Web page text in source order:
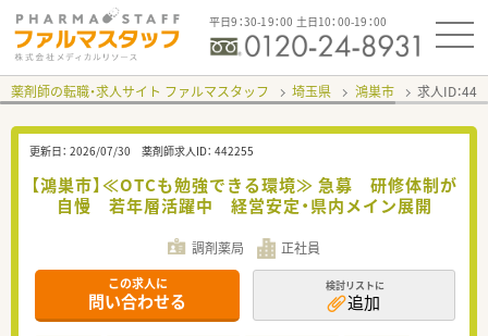
平日9：30-19：00 土日10：00-19：00
薬剤師の転職・求人サイト ファルマスタッフ 埼玉県 鴻巣市 求人ID：
更新日： 2026/07/30 薬剤師求人ID： 442255
【鴻巣市】≪OTCも勉強できる環境≫ 急募 研修体制が
自慢 若年層活躍中 経営安定・県内メイン展開
調剤薬局 正社員
この求人に
問い合わせる
検討リストに
追加